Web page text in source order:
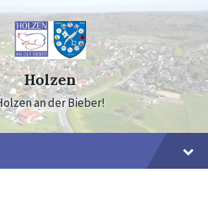
Holzen
an der Bieber!